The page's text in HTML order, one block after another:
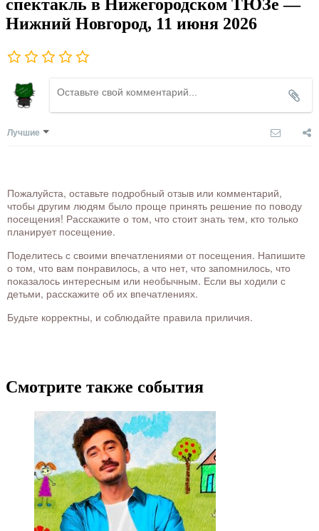
спектакль в Нижегородском ТЮЗе —
Нижний Новгород, 11 июня 2026
Лучшие
Пожалуйста, оставьте подробный отзыв или комментарий,
чтобы другим людям было проще принять решение по поводу
посещения! Расскажите о том, что стоит знать тем, кто только
планирует посещение.
Поделитесь с своими впечатлениями от посещения. Напишите
о том, что вам понравилось, а что нет, что запомнилось, что
показалось интересным или необычным. Если вы ходили с
детьми, расскажите об их впечатлениях.
Будьте корректны, и соблюдайте правила приличия.
Смотрите также события